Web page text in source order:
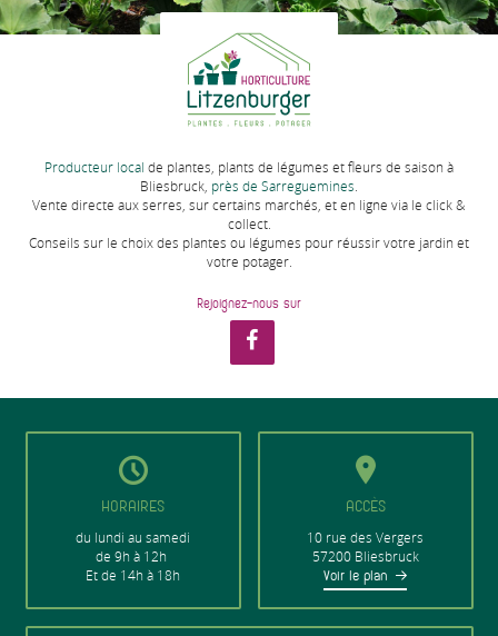
Producteur local de plantes, plants de légumes et fleurs de saison à
Bliesbruck, près de Sarreguemines.
Vente directe aux serres, sur certains marchés, et en ligne via le click &
collect.
Conseils sur le choix des plantes ou légumes pour réussir votre jardin et
votre potager.
Rejoignez-nous sur
HORAIRES
du lundi au samedi
de 9h à 12h
Et de 14h à 18h
ACCÈS
10 rue des Vergers
57200 Bliesbruck
Voir le plan